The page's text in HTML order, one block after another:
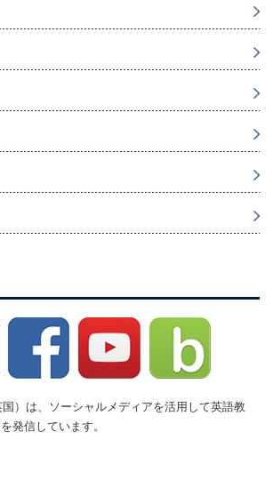
）は、ソーシャルメディアを活用して英語教
発信しています。